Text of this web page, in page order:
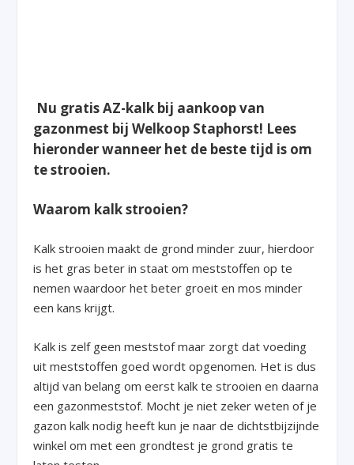
Nu gratis AZ-kalk bij aankoop van
gazonmest bij Welkoop Staphorst! Lees
hieronder wanneer het de beste tijd is om
te strooien.
Waarom kalk strooien?
Kalk strooien maakt de grond minder zuur, hierdoor
is het gras beter in staat om meststoffen op te
nemen waardoor het beter groeit en mos minder
een kans krijgt.
Kalk is zelf geen meststof maar zorgt dat voeding
uit meststoffen goed wordt opgenomen. Het is dus
altijd van belang om eerst kalk te strooien en daarna
een gazonmeststof. Mocht je niet zeker weten of je
gazon kalk nodig heeft kun je naar de dichtstbijzijnde
winkel om met een grondtest je grond gratis te